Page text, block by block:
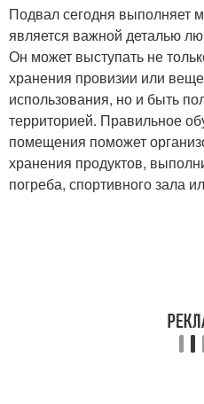
Подвал сегодня выполняет
является важной деталью
Он может выступать не
хранения провизии или
использования, но и быть
территорией. Правильное
помещения поможет
хранения продуктов,
погреба, спортивного зала